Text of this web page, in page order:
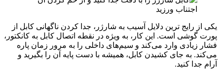
یکی از رایج‌ ترین دلایل آسیب به شارژر، جدا کردن ناگهانی کابل از
پورت گوشی است. این کار، به ویژه در نقطه اتصال کابل به کانکتور،
فشار زیادی وارد می‌کند و سیم‌های داخلی را به مرور زمان پاره
می‌کند. به جای کشیدن کابل، همیشه با دست پایه آن را بگیرید و
آرام جدا کنید.